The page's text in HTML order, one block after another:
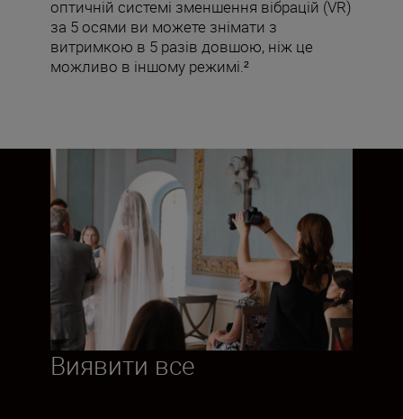
оптичній системі зменшення вібрацій (VR)
за 5 осями ви можете знімати з
витримкою в 5 разів довшою, ніж це
можливо в іншому режимі.²
Виявити все